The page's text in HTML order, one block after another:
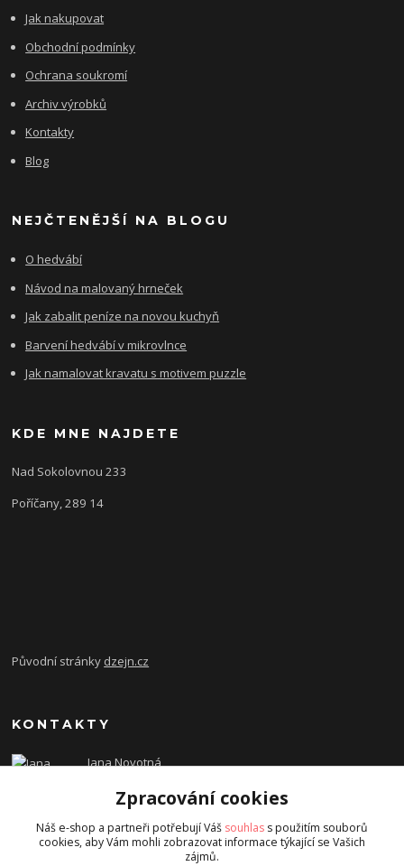
Jak nakupovat
Obchodní podmínky
Ochrana soukromí
Archiv výrobků
Kontakty
Blog
NEJČTENĚJŠÍ NA BLOGU
O hedvábí
Návod na malovaný hrneček
Jak zabalit peníze na novou kuchyň
Barvení hedvábí v mikrovlnce
Jak namalovat kravatu s motivem puzzle
KDE MNE NAJDETE
Nad Sokolovnou 233
Poříčany, 289 14
Původní stránky dzejn.cz
KONTAKTY
Jana Novotná
dzejn.n@email.cz
Zpracování cookies
Náš e-shop a partneři potřebují Váš souhlas s použitím souborů
cookies, aby Vám mohli zobrazovat informace týkající se Vašich
zájmů.